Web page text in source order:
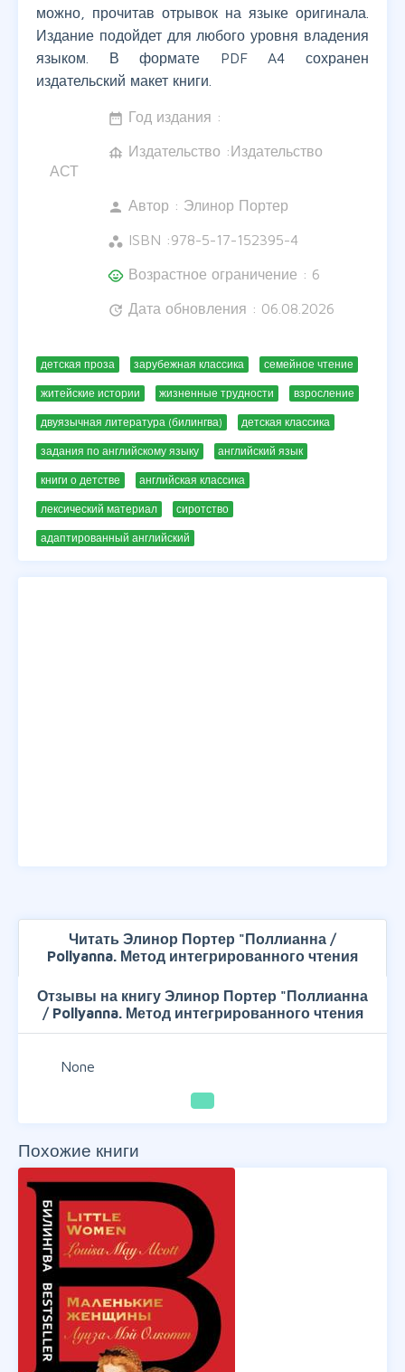
можно, прочитав отрывок на языке оригинала.
Издание подойдет для любого уровня владения
языком. В формате PDF A4 сохранен
издательский макет книги.
date_range Год издания :
foundation Издательство :Издательство
АСТ
person Автор : Элинор Портер
workspaces ISBN :978-5-17-152395-4
child_care Возрастное ограничение : 6
update Дата обновления : 06.08.2026
детская проза зарубежная классика семейное чтение
житейские истории жизненные трудности взросление
двуязычная литература (билингва) детская классика
задания по английскому языку английский язык
книги о детстве английская классика
лексический материал сиротство
адаптированный английский
Читать Элинор Портер "Поллианна /
Pollyanna. Метод интегрированного чтения
Отзывы на книгу Элинор Портер "Поллианна
/ Pollyanna. Метод интегрированного чтения
None
Похожие книги